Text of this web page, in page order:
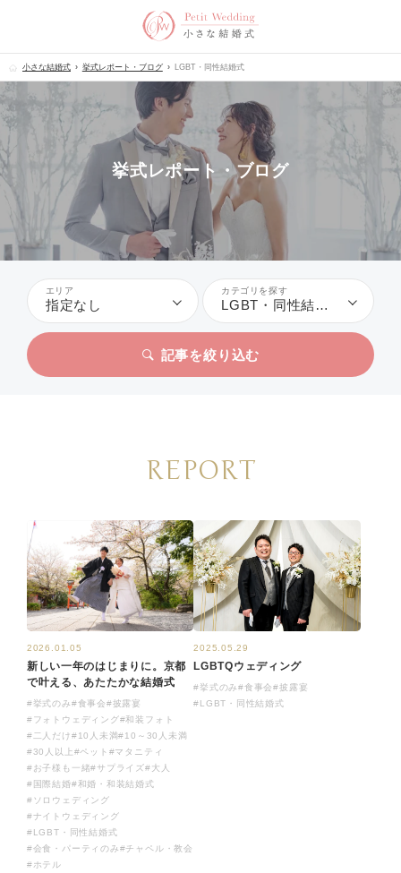
小さな結婚式 挙式レポート・ブログ LGBT・同性結婚式
挙式レポート・ブログ
エリア
指定なし
カテゴリを探す
LGBT・同性結婚式
記事を絞り込む
REPORT
2026.01.05
新しい一年のはじまりに。京都
で叶える、あたたかな結婚式
#挙式のみ#食事会#披露宴
#フォトウェディング#和装フォト
#二人だけ#10人未満#10～30人未満
#30人以上#ペット #マタニティ
#お子様も一緒#サプライズ#大人
#国際結婚#和婚・和装結婚式
#ソロウェディング
#ナイトウェディング
#LGBT・同性結婚式
#会食・パーティのみ#チャペル・教会
#ホテル
2025.05.29
LGBTQウェディング
#挙式のみ#食事会#披露宴
#LGBT・同性結婚式